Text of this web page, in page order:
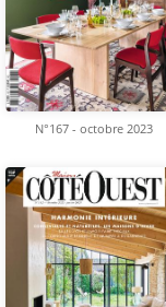
N°167 - octobre 2023